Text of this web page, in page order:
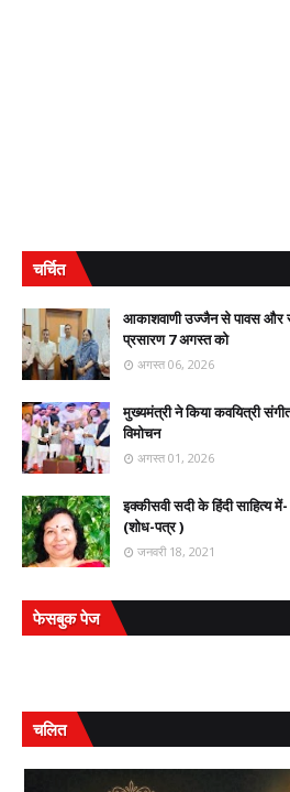
चर्चित
आकाशवाणी उज्जैन से पावस और
प्रसारण 7 अगस्त को
अगस्त 06, 2026
मुख्यमंत्री ने किया कवयित्री
विमोचन
अगस्त 01, 2026
इक्कीसवी सदी के हिंदी साहित्य
(शोध-पत्र )
जनवरी 18, 2021
फेसबुक पेज
चलित